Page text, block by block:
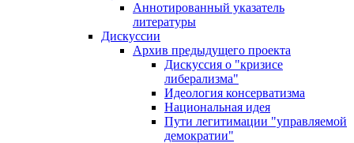
Аннотированный указатель
литературы
Дискуссии
Архив предыдущего проекта
Дискуссия о "кризисе
либерализма"
Идеология консерватизма
Национальная идея
Пути легитимации "управляемой
демократии"